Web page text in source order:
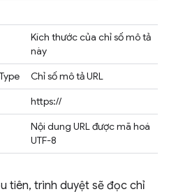
Kích thước của chỉ số mô tả
này
Chỉ số mô tả URL
https://
Nội dung URL được mã hoá
UTF-8
tiên, trình duyệt sẽ đọc chỉ